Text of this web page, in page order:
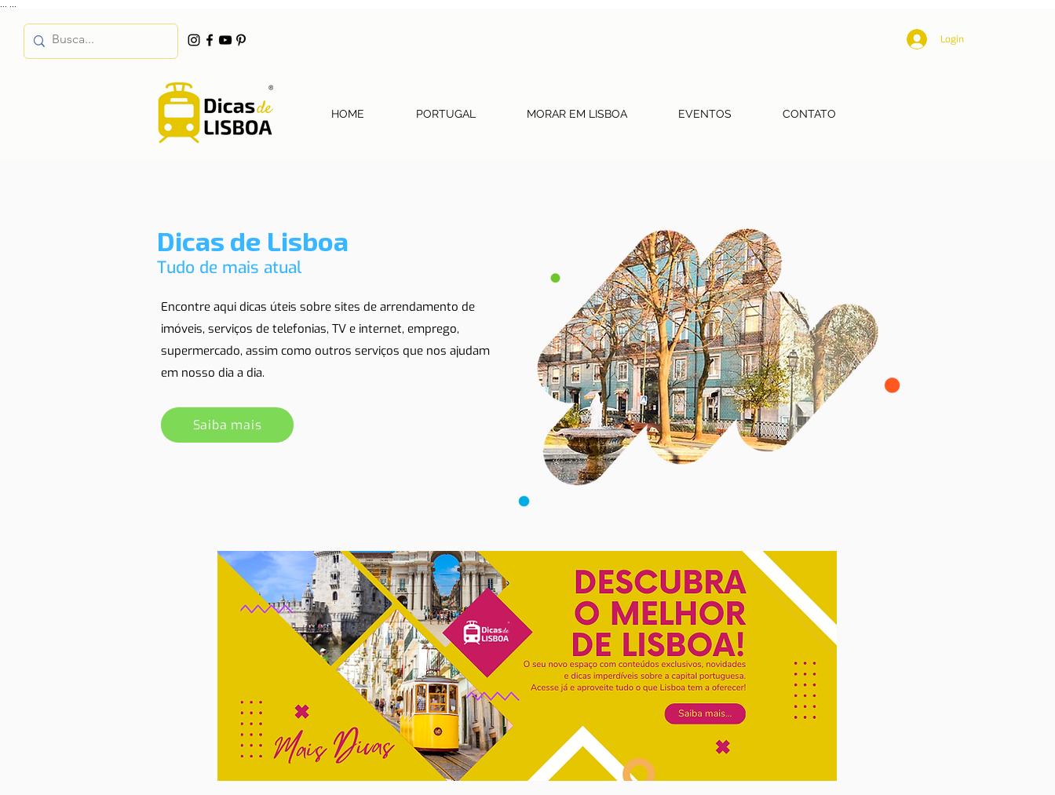
Login
HOME PORTUGAL MORAR EM LISBOA EVENTOS CONTATO
Dicas de Lisboa
Tudo de mais atual
Encontre aqui dicas úteis sobre sites de arrendamento de
imóveis, serviços de telefonias, TV e internet, emprego,
supermercado, assim como outros serviços que nos ajudam
em nosso dia a dia.
Saiba mais